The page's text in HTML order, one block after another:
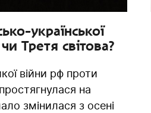
української
Третя світова?
війни рф проти
на
змінилася з осені